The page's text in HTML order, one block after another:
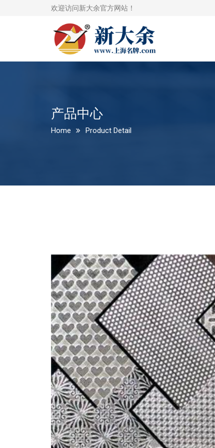
欢迎访问新大余官方网站！
产品中心
Home Product Detail